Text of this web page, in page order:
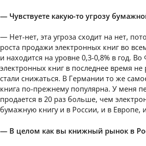
— Чувствуете какую-то угрозу
— Нет-нет, эта угроза сходит на нет,
роста продажи электронных книг во
и находится на уровне 0,3-0,8% в год.
электронных книг в последнее время не
стали снижаться. В Германии то же
книга по-прежнему популярна. У меня
продается в 20 раз больше, чем
бумажную книгу и в России, и в Европе,
— В целом как вы книжный рынок в